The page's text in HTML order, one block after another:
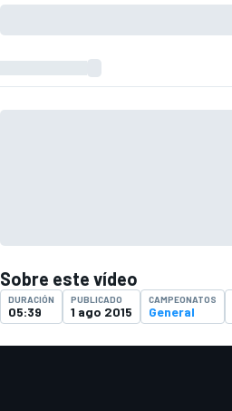
Sobre este vídeo
DURACIÓN
05:39
PUBLICADO
1 ago 2015
CAMPEONATOS
General